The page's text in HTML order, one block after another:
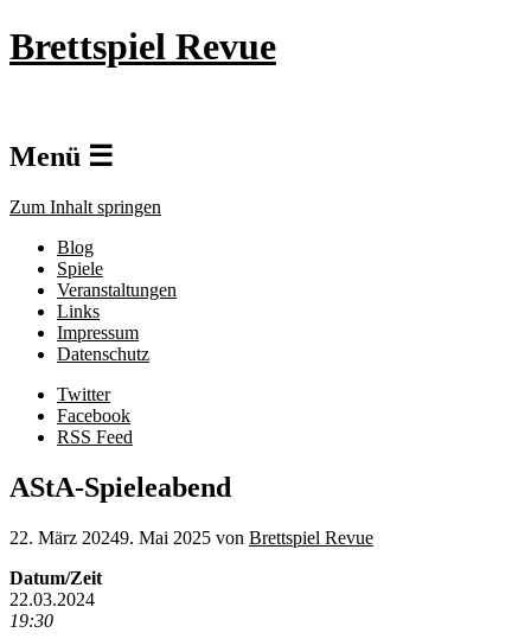
Brettspiel Revue
Menü ☰
Zum Inhalt springen
Blog
Spiele
Veranstaltungen
Links
Impressum
Datenschutz
Twitter
Facebook
RSS Feed
AStA-Spieleabend
22. März 20249. Mai 2025 von Brettspiel Revue
Datum/Zeit
22.03.2024
19:30